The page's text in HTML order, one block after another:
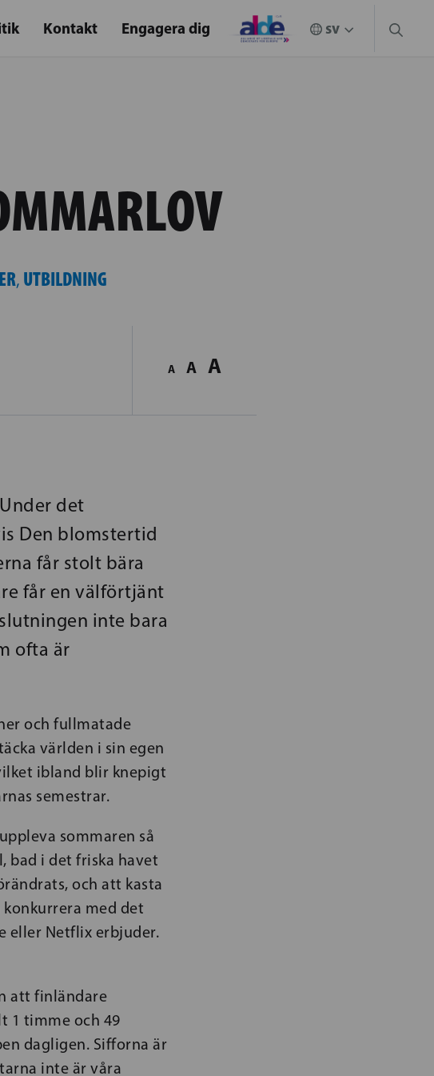
Kontakt Engagera dig
, UTBILDNING
A A A
det
Den blomstertid
får stolt bära
får en välförtjänt
inte bara
ofta är
och fullmatade
världen i sin egen
ibland blir knepigt
semestrar.
sommaren så
bad i det friska havet
och att kasta
med det
eller Netflix erbjuder.
att finländare
1 timme och 49
dagligen. Sifforna är
inte är våra